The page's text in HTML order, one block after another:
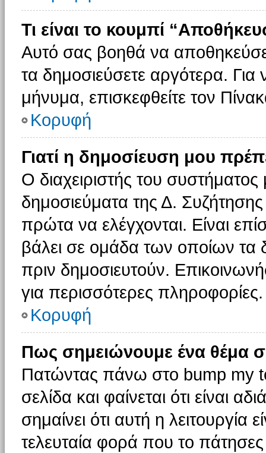
Τι είναι το κουμπί
Αυτό σας βοηθά να
τα δημοσιεύσετε αργότερα.
μήνυμα, επισκεφθείτε τον
Κορυφή
Γιατί η δημοσίευση μου
Ο διαχειριστής του συστήματος
δημοσιεύματα της Δ.
πρώτα να ελέγχονται. Είναι
βάλει σε ομάδα των οποίων τα
πριν δημοσιευτούν.
για περισσότερες πληροφορίες.
Κορυφή
Πως σημειώνουμε ένα θέμα
Πατώντας πάνω στο bump my
σελίδα και φαίνεται ότι είναι
σημαίνει ότι αυτή η λειτουργία
τελευταία φορά που το πάτησες